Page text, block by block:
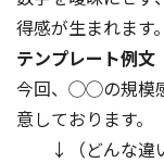
得感が生まれます。
テンプレート例文
今回、◯◯の規模
意しております。
↓（どんな違い